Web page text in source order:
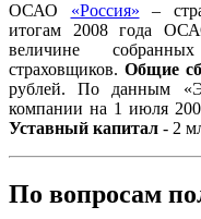
ОСАО «Россия» –
итогам 2008 года
величине
страховщиков.Общие
рублей. По данным
компании на 1 июля
Уставный капитал - 2
По вопросам